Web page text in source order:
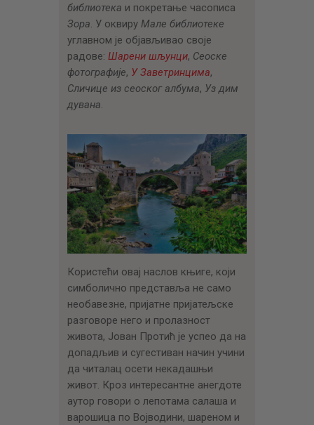
библиотека и покретање часописа
Зора. У оквиру Мале библиотеке
углавном је објављивао своје
радове: Шарени шљунци, Сеоске
фотографије, У Заветринцима,
Сличице из сеоског албума, Уз дим
дувана.
Користећи овај наслов књиге, који
симболично представља не само
необавезне, пријатне пријатељске
разговоре него и пролазност
живота, Јован Протић је успео да на
допадљив и сугестиван начин учини
да читалац осети некадашњи
живот. Кроз интересантне анегдоте
аутор говори о лепотама салаша и
варошица по Војводини, шареном и